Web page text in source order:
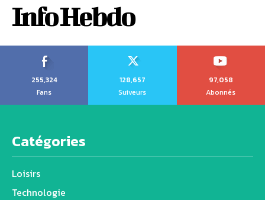
Info Hebdo
255,324
Fans
128,657
Suiveurs
97,058
Abonnés
Catégories
Loisirs
Technologie